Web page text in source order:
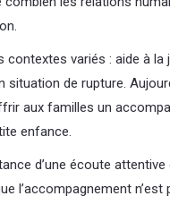
variés : aide à
de rupture.
aux familles un
enfance.
d’une écoute
l’accompagnement